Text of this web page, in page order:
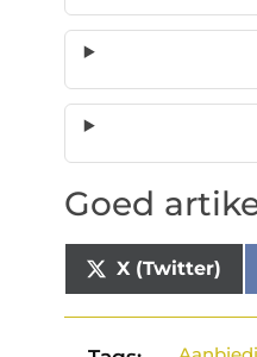
Goed
X (Twitter)